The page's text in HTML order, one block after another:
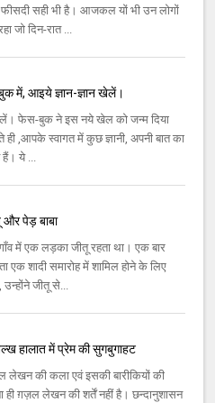
सही भी है। आजकल यों भी उन लोगों
जो दिन-रात ...
में, आइये ज्ञान-ज्ञान खेलें।
फेस-बुक ने इस नये खेल को जन्म दिया
,आपके स्वागत में कुछ ज्ञानी, अपनी बात का
हैं। ये ...
और पेड़ बाबा
में एक लड़का जीतू रहता था। एक बार
एक शादी समारोह में शामिल होने के लिए
जीतू से...
हालात में प्रेम की सुगबुगाहट
लेखन की कला एवं इसकी बारीकियों की
ही ग़ज़ल लेखन की शर्तें नहीं है। छन्दानुशासन